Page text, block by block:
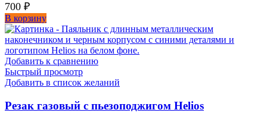
700 ₽
В корзину
Добавить к сравнению
Быстрый просмотр
Добавить в список желаний
Резак газовый с пьезоподжигом Helios